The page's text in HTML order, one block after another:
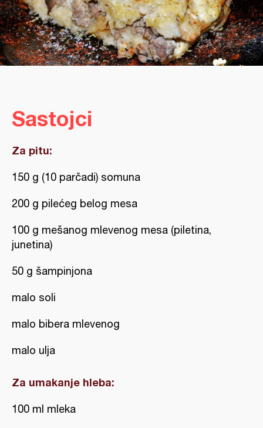
Sastojci
Za pitu:
150 g (10 parčadi) somuna
200 g pilećeg belog mesa
100 g mešanog mlevenog mesa (piletina,
junetina)
50 g šampinjona
malo soli
malo bibera mlevenog
malo ulja
Za umakanje hleba:
100 ml mleka